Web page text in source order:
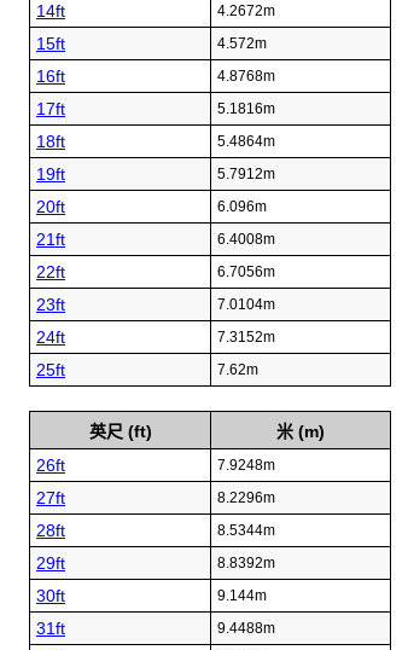
14ft 4.2672m
15ft 4.572m
16ft 4.8768m
17ft 5.1816m
18ft 5.4864m
19ft 5.7912m
20ft 6.096m
21ft 6.4008m
22ft 6.7056m
23ft 7.0104m
24ft 7.3152m
25ft 7.62m
英尺 (ft)
米 (m)
26ft
7.9248m
27ft 8.2296m
28ft 8.5344m
29ft 8.8392m
30ft 9.144m
31ft 9.4488m